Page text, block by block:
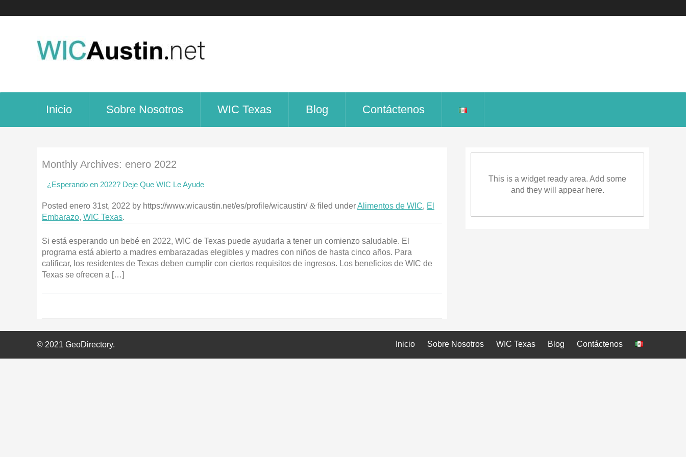
Inicio Sobre Nosotros WIC Texas Blog Contáctenos
Monthly Archives: enero 2022
¿Esperando en 2022? Deje Que WIC Le Ayude
Posted enero 31st, 2022 by https://www.wicaustin.net/es/profile/wicaustin/ & filed underAlimentos de WIC, El
Embarazo, WIC Texas.
Si está esperando un bebé en 2022, WIC de Texas puede ayudarla a tener un comienzo saludable. El
programa está abierto a madres embarazadas elegibles y madres con niños de hasta cinco años. Para
calificar, los residentes de Texas deben cumplir con ciertos requisitos de ingresos. Los beneficios de WIC de
Texas se ofrecen a […]
This is a widget ready area. Add some
and they will appear here.
Inicio Sobre Nosotros WIC Texas Blog Contáctenos
© 2021 GeoDirectory.